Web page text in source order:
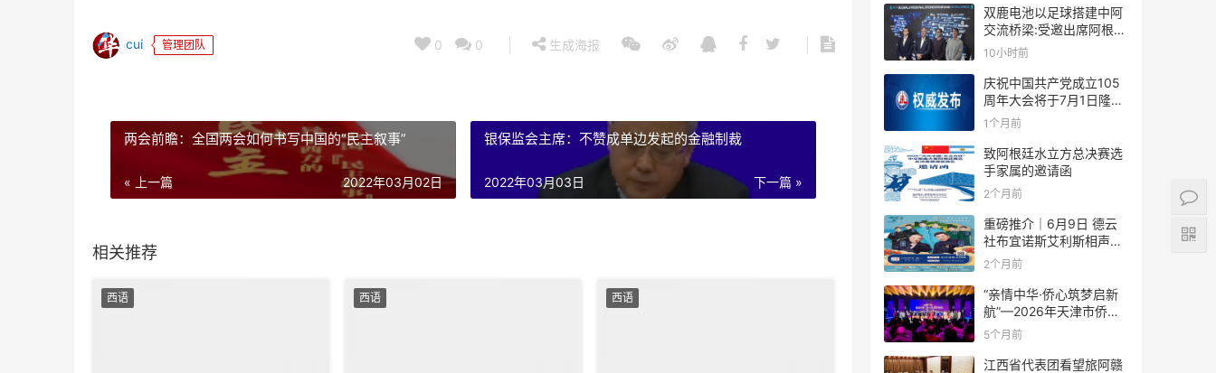
cui 管理团队 0 0 生成海报
两会前瞻：全国两会如何书写中国的“民主叙事”
« 上一篇 2022年03月02日
银保监会主席：不赞成单边发起的金融制裁
下一篇 »
2022年03月03日
相关推荐
西语 西语 西语
双鹿电池以足球搭建中阿
交流桥梁:受邀出席阿根廷
足协赞助商招待会！
10小时前
庆祝中国共产党成立105
周年大会将于7月1日隆重
举行
1个月前
致阿根廷水立方总决赛选
手家属的邀请函
2个月前
重磅推介｜6月9日 德云
社布宜诺斯艾利斯相声专
场！国风曲艺邂逅南美风
结！
2个月前
“亲情中华·侨心筑梦启新
航”—2026年天津市侨界
新春联谊活动成功举办
5个月前
江西省代表团看望旅阿赣